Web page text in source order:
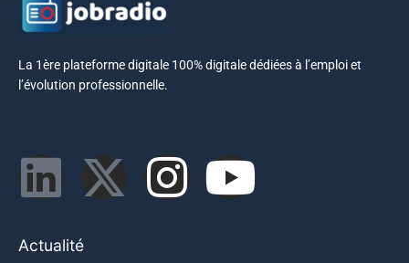
La 1ère plateforme digitale 100% digitale dédiées à l’emploi et
l’évolution professionnelle.
Actualité